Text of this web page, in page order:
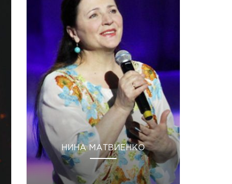
НИНА МАТВИЕНКО